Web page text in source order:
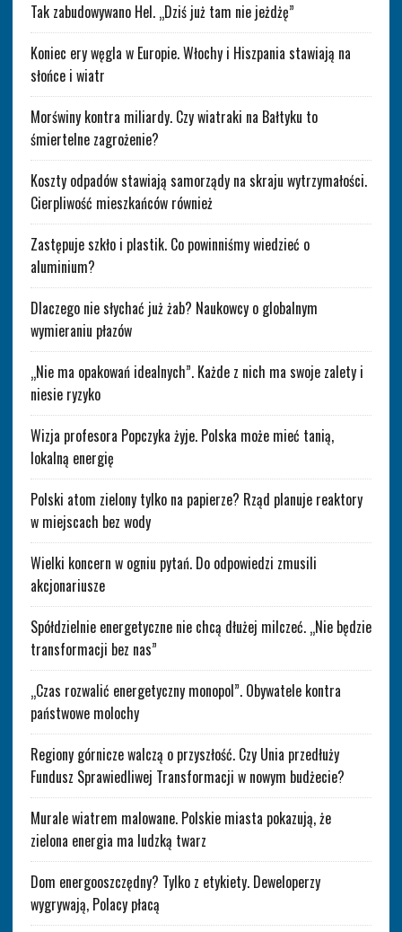
Tak zabudowywano Hel. „Dziś już tam nie jeżdżę”
Koniec ery węgla w Europie. Włochy i Hiszpania stawiają na
słońce i wiatr
Morświny kontra miliardy. Czy wiatraki na Bałtyku to
śmiertelne zagrożenie?
Koszty odpadów stawiają samorządy na skraju wytrzymałości.
Cierpliwość mieszkańców również
Zastępuje szkło i plastik. Co powinniśmy wiedzieć o
aluminium?
Dlaczego nie słychać już żab? Naukowcy o globalnym
wymieraniu płazów
„Nie ma opakowań idealnych”. Każde z nich ma swoje zalety i
niesie ryzyko
Wizja profesora Popczyka żyje. Polska może mieć tanią,
lokalną energię
Polski atom zielony tylko na papierze? Rząd planuje reaktory
w miejscach bez wody
Wielki koncern w ogniu pytań. Do odpowiedzi zmusili
akcjonariusze
Spółdzielnie energetyczne nie chcą dłużej milczeć. „Nie będzie
transformacji bez nas”
„Czas rozwalić energetyczny monopol”. Obywatele kontra
państwowe molochy
Regiony górnicze walczą o przyszłość. Czy Unia przedłuży
Fundusz Sprawiedliwej Transformacji w nowym budżecie?
Murale wiatrem malowane. Polskie miasta pokazują, że
zielona energia ma ludzką twarz
Dom energooszczędny? Tylko z etykiety. Deweloperzy
wygrywają, Polacy płacą